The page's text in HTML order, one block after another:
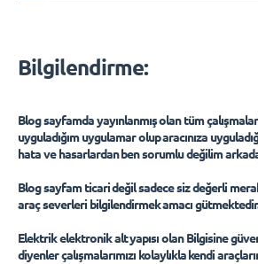
Bilgilendirme:
Blog sayfamda yayınlanmış olan tüm
uyguladığım uygulamar olup aracınıza
hata ve hasarlardan ben sorumlu değilim
‌Blog sayfam ticari değil sadece siz değerli
araç severleri bilgilendirmek amacı
‌Elektrik elektronik alt yapısı olan Bilgisine
diyenler çalışmalarımızı kolaylıkla kendi